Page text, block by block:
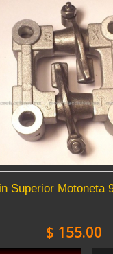
Superior Motoneta
$ 155.00